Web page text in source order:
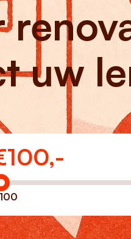
uw
100,-
wilt u lenen?